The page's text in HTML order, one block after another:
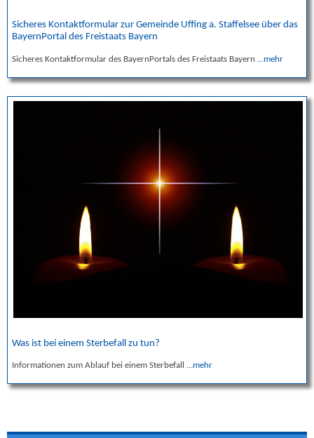
Sicheres Kontaktformular zur Gemeinde Uffing a. Staffelsee über das
BayernPortal des Freistaats Bayern
Sicheres Kontaktformular des BayernPortals des Freistaats Bayern…mehr
Was ist bei einem Sterbefall zu tun?
Informationen zum Ablauf bei einem Sterbefall…mehr